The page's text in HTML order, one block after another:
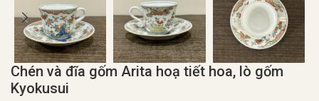
Chén và đĩa gốm Arita hoạ tiết hoa, lò gốm
Kyokusui